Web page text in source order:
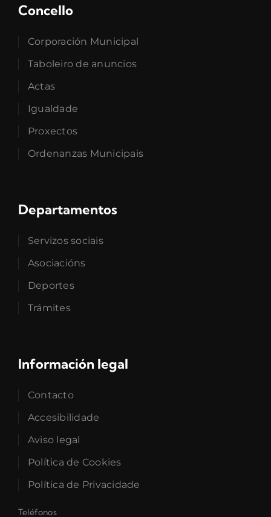
Concello
Corporación Municipal
Taboleiro de anuncios
Actas
Igualdade
Proxectos
Ordenanzas Municipais
Departamentos
Servizos sociais
Asociacións
Deportes
Trámites
Información legal
Contacto
Accesibilidade
Aviso legal
Política de Cookies
Política de Privacidade
Teléfonos